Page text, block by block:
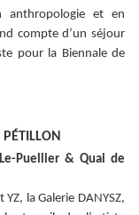
anthropologie et en
compte d’un séjour
pour la Biennale de
PÉTILLON
Puellier & Quai de
la Galerie DANYSZ,